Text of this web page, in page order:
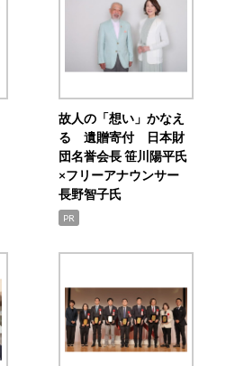
故人の「想い」かなえ
る 遺贈寄付 日本財
団名誉会長 笹川陽平氏
×フリーアナウンサー
長野智子氏
PR